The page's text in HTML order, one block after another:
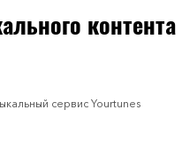
контента
сервис Yourtunes